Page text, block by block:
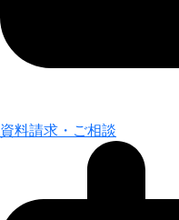
資料請求・ご相談